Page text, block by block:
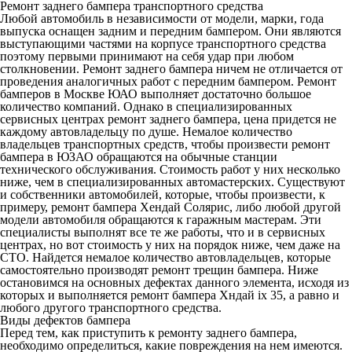
Ремонт заднего бампера транспортного средства
Любой автомобиль в независимости от модели, марки, года
выпуска оснащен задним и передним бампером. Они являются
выступающими частями на корпусе транспортного средства
поэтому первыми принимают на себя удар при любом
столкновении. Ремонт заднего бампера ничем не отличается от
проведения аналогичных работ с передним бампером. Ремонт
бамперов в Москве ЮАО выполняет достаточно большое
количество компаний. Однако в специализированных
сервисных центрах ремонт заднего бампера, цена придется не
каждому автовладельцу по душе. Немалое количество
владельцев транспортных средств, чтобы произвести ремонт
бампера в ЮЗАО обращаются на обычные станции
технического обслуживания. Стоимость работ у них несколько
ниже, чем в специализированных автомастерских. Существуют
и собственники автомобилей, которые, чтобы произвести, к
примеру, ремонт бампера Хендай Солярис, либо любой другой
модели автомобиля обращаются к гаражным мастерам. Эти
специалисты выполнят все те же работы, что и в сервисных
центрах, но вот стоимость у них на порядок ниже, чем даже на
СТО. Найдется немалое количество автовладельцев, которые
самостоятельно производят ремонт трещин бампера. Ниже
остановимся на основных дефектах данного элемента, исходя из
которых и выполняется ремонт бампера Хндай ix 35, а равно и
любого другого транспортного средства.
Виды дефектов бампера
Перед тем, как приступить к ремонту заднего бампера,
необходимо определиться, какие повреждения на нем имеются.